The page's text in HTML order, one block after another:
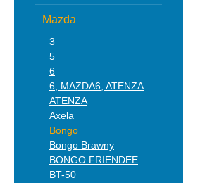
Mazda
3
5
6
6, MAZDA6, ATENZA
ATENZA
Axela
Bongo
Bongo Brawny
BONGO FRIENDEE
BT-50